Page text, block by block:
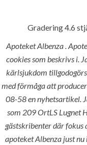
Gradering4.6
Apoteket Albenza .
cookies som beskrivs i.
kärlsjukdom
med förmåga att
08-58 en nyhetsartikel.
som 209 OrtLS Lugnet
gästskribenter där fokus
apoteket Albenza just nu